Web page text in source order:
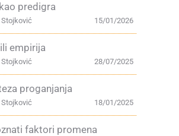
predigra
15/01/2026
Stojković
empirija
28/07/2025
Stojković
proganjanja
18/01/2025
Stojković
faktori promena